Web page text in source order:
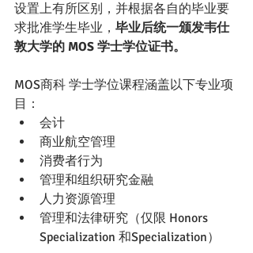
设置上有所区别，并根据各自的毕业要
求批准学生毕业， 毕业后统一颁发韦仕
敦大学的 MOS 学士学位证书。
MOS商科 学士学位课程涵盖以下专业项
目：
会计
商业航空管理
消费者行为
管理和组织研究金融
人力资源管理
管理和法律研究（仅限 Honors
Specialization 和Specialization）